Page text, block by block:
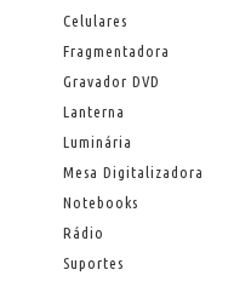
Celulares
Fragmentadora
Gravador DVD
Lanterna
Luminária
Mesa Digitalizadora
Notebooks
Rádio
Suportes